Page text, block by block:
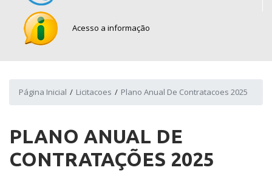
Acesso a informação
Página Inicial Licitacoes Plano Anual De Contratacoes 2025
PLANO ANUAL DE
CONTRATAÇÕES 2025